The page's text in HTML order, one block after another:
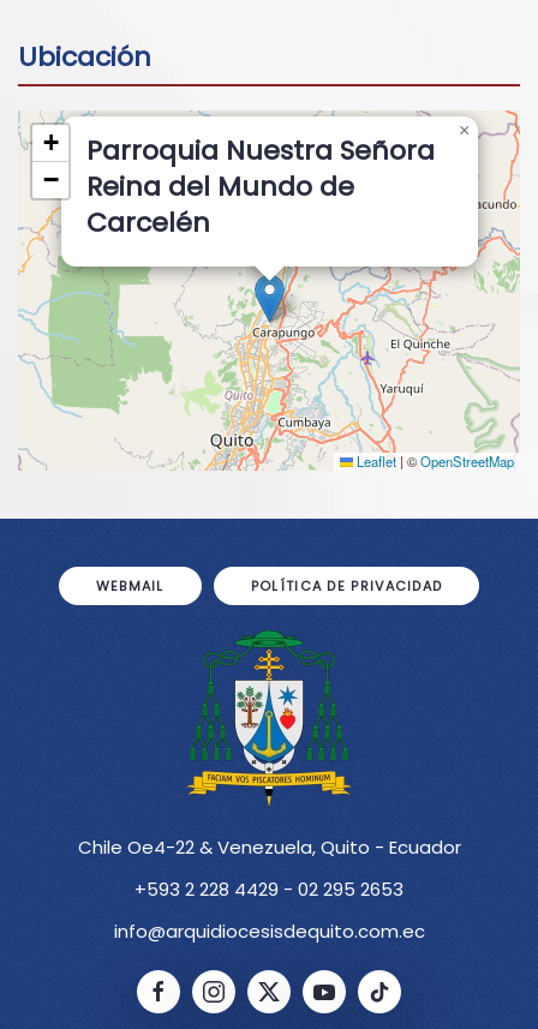
Ubicación
Parroquia Nuestra Señora
Reina del Mundo de
Carcelén
×
+
−
Leaflet|©OpenStreetMap
WEBMAIL POLÍTICA DE PRIVACIDAD
Chile Oe4-22 & Venezuela, Quito - Ecuador
+593 2 228 4429 - 02 295 2653
info@arquidiocesisdequito.com.ec